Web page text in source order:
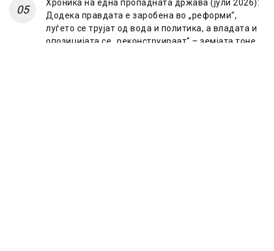
Хроника на една пропадната држава (јули 2026):
Додека правдата е заробена во „реформи“,
луѓето се трујат од вода и политика, а владата и
опозицијата се „реконструираат“ – земјата тоне